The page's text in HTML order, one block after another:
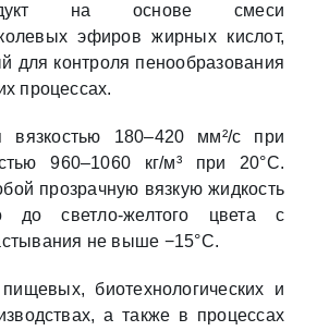
на основе смеси
эфиров жирных кислот,
для контроля пенообразования
процессах.
вязкостью 180–420 мм²/с при
960–1060 кг/м³ при 20°С.
прозрачную вязкую жидкость
до светло-желтого цвета с
не выше −15°С.
биотехнологических и
а также в процессах